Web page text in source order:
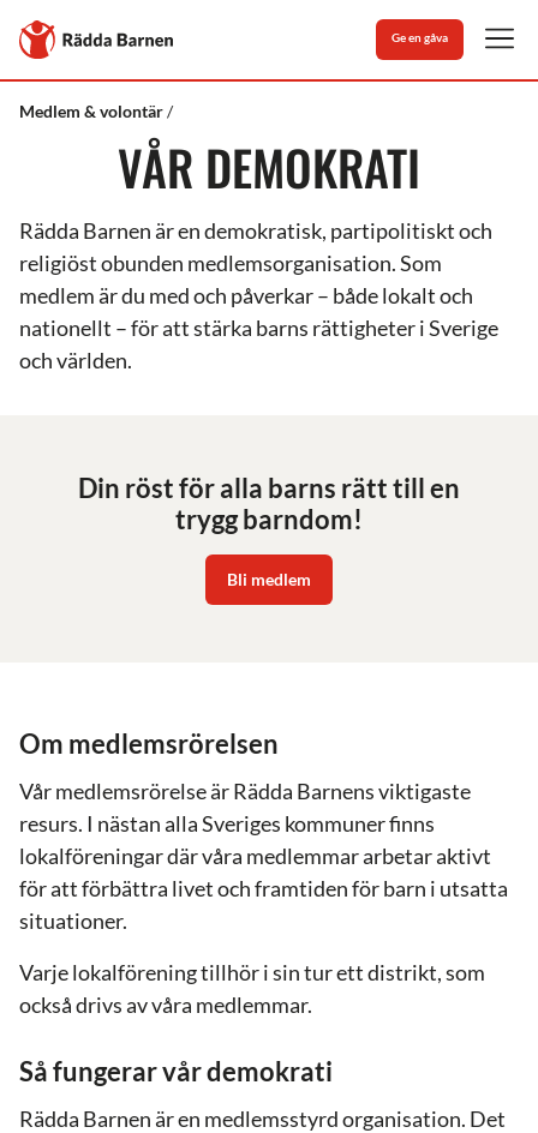
Till
Rädda
Barnens
Ge en gåva
Rädda
Medlem & volontär
Vår
VÅR DEMOKRATI
Rädda Barnen är en demokratisk, partipolitiskt och
religiöst obunden medlemsorganisation. Som
medlem är du med och påverkar – både lokalt och
nationellt – för att stärka barns rättigheter i Sverige
och världen.
Din röst för alla barns rätt till en
trygg barndom!
Bli medlem
Om medlemsrörelsen
Vår medlemsrörelse är Rädda Barnens viktigaste
resurs. I nästan alla Sveriges kommuner finns
lokalföreningar där våra medlemmar arbetar aktivt
för att förbättra livet och framtiden för barn i utsatta
situationer.
Varje lokalförening tillhör i sin tur ett distrikt, som
också drivs av våra medlemmar.
Så fungerar vår demokrati
Rädda Barnen är en medlemsstyrd organisation. Det